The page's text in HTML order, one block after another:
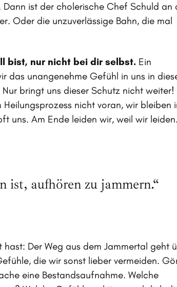
ist der cholerische Chef Schuld an
Oder die unzuverlässige Bahn, die mal
bist, nur nicht bei dir selbst. Ein
das unangenehme Gefühl in uns in
bringt uns dieser Schutz nicht weiter!
nicht voran, wir bleiben
uns. Am Ende leiden wir, weil wir leiden.
ist, aufhören zu jammern.“
Der Weg aus dem Jammertal geht
die wir sonst lieber vermeiden.
eine Bestandsaufnahme. Welche